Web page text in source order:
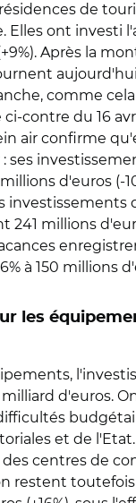
de
Elles ont investi
Après la
comme
contre du 16
air confirme
ses
d'euros (-
investissements
241 millions
à 150 millions
les
milliard d'euros.
et de l'Etat.
centres de
restent